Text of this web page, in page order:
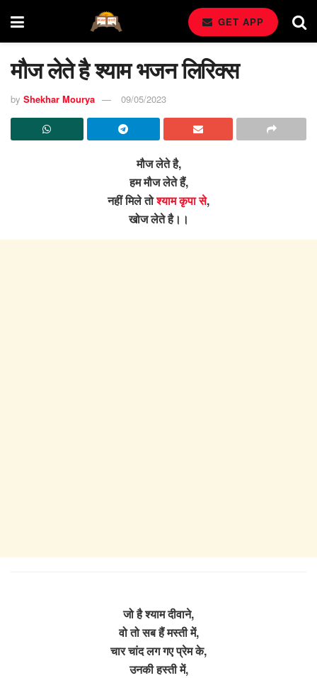
GET APP
मौज लेते है श्याम भजन लिरिक्स
by Shekhar Mourya 09/05/2023
मौज लेते है,
हम मौज लेते हैं,
नहीं मिले तोश्याम कृपा से,
खोज लेते है।।
जो है श्याम दीवाने,
वो तो सब हैं मस्ती में,
चार चांद लग गए प्रेम के,
उनकी हस्ती में,